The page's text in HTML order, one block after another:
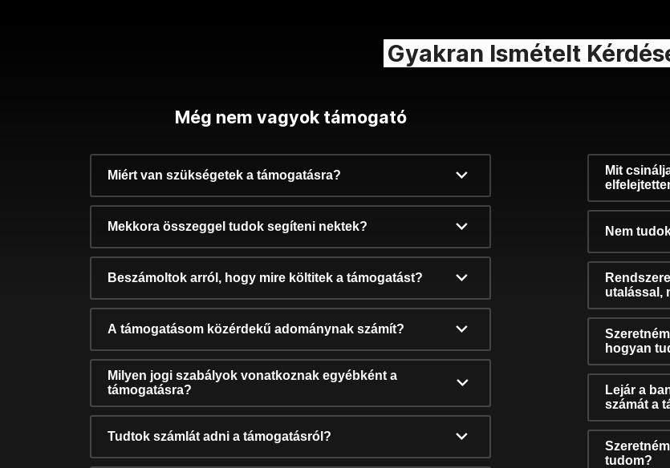
Gyakran Ismételt
Még nem vagyok támogató
Miért van szükségetek a támogatásra?
Mekkora összeggel tudok segíteni nektek?
Beszámoltok arról, hogy mire költitek a támogatást?
A támogatásom közérdekű adománynak számít?
Milyen jogi szabályok vonatkoznak egyébként a
támogatásra?
Tudtok számlát adni a támogatásról?
Mit
Nem
utalással,
hogyan
Lejár a
számát a
tudom?